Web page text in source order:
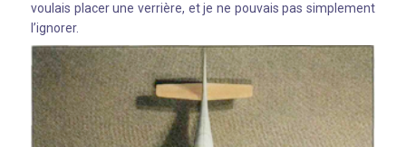
voulais placer une verrière, et je ne pouvais pas simplement
l’ignorer.